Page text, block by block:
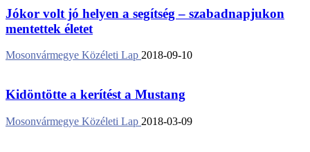
Jókor volt jó helyen a segítség – szabadnapjukon
mentettek életet
Mosonvármegye Közéleti Lap 2018-09-10
Kidöntötte a kerítést a Mustang
Mosonvármegye Közéleti Lap 2018-03-09